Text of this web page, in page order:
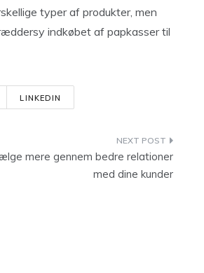
typer af produkter, men
indkøbet af papkasser til
LINKEDIN
mere gennem bedre relationer
med dine kunder